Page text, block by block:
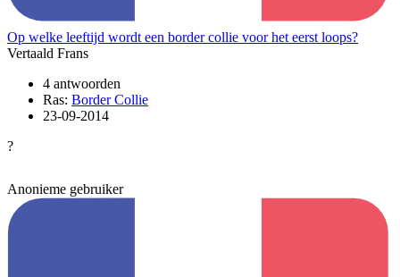
Op welke leeftijd wordt een border collie voor het eerst loops?
Vertaald Frans
4 antwoorden
Ras: Border Collie
23-09-2014
?
Anonieme gebruiker